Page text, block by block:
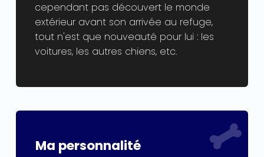
cependant pas découvert le monde
extérieur avant son arrivée au refuge,
tout n'est que nouveauté pour lui : les
voitures, les autres chiens, etc.
Ma personnalité